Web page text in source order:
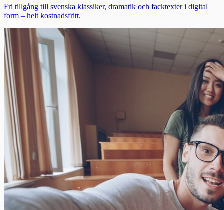
Fri tillgång till svenska klassiker, dramatik och facktexter i digital
form – helt kostnadsfritt.